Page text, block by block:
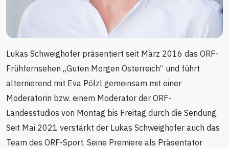
Lukas Schweighofer präsentiert seit März 2016 das ORF-
Frühfernsehen „Guten Morgen Österreich“ und führt
alternierend mit Eva Pölzl gemeinsam mit einer
Moderatorin bzw. einem Moderator der ORF-
Landesstudios von Montag bis Freitag durch die Sendung.
Seit Mai 2021 verstärkt der Lukas Schweighofer auch das
Team des ORF-Sport. Seine Premiere als Präsentator